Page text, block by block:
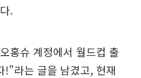
.
홍슈 계정에서 월드컵 출
!"라는 글을 남겼고, 현재